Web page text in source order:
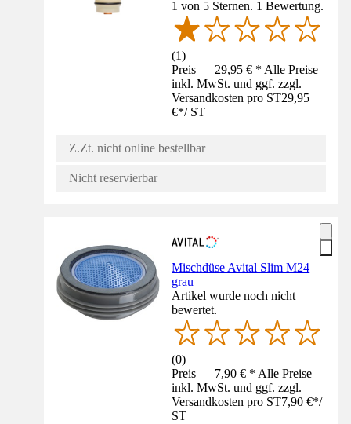
1 von 5 Sternen. 1 Bewertung.
(1)
Preis — 29,95 € * Alle Preise
inkl. MwSt. und ggf. zzgl.
Versandkosten pro ST29,95
€*/ ST
Z.Zt. nicht online bestellbar
Nicht reservierbar
Mischdüse Avital Slim M24
grau
Artikel wurde noch nicht
bewertet.
(0)
Preis — 7,90 € * Alle Preise
inkl. MwSt. und ggf. zzgl.
Versandkosten pro ST7,90 €*/
ST